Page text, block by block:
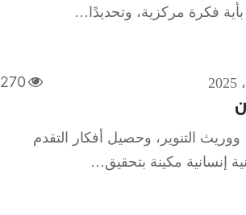
فكرة مركزية، وتحديدًا…
270
التنوير، وحصيل أفكار التقدم
إنسانية مكينة بتحقيق…